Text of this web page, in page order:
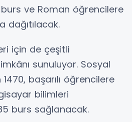
ve Roman öğrencilere
dağıtılacak.
için de çeşitli
sunuluyor. Sosyal
başarılı öğrencilere
bilimleri
burs sağlanacak.